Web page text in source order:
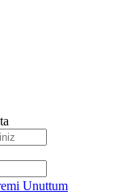
Unuttum